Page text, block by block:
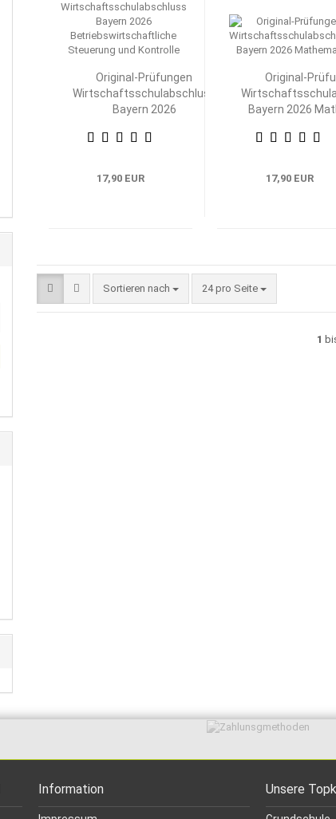
Original-Prüfungen
Wirtschaftsschulabschluss
Bayern 2026
Steuerung und Kontrolle
17,90 EUR
Original-
Bayern 2026
17,90 EUR
Sortieren nach
Sortieren nach 24 pro Seite
pro Seite
1
Information Unsere